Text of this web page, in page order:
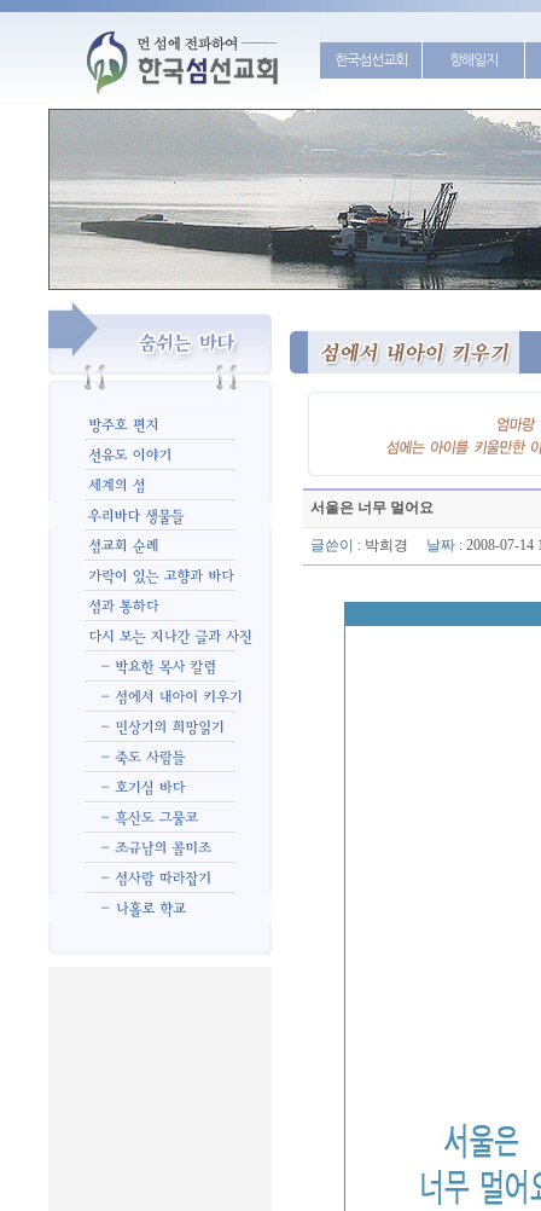
한국섬선교회 항해일지
서울은 너무 멀어요
글쓴이 : 박희경 날짜: 2008-07-